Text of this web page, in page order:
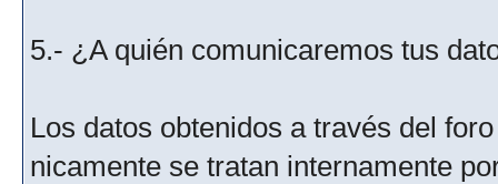
5.- ¿A quién comunicaremos tus
Los datos obtenidos a través del
nicamente se tratan internamente